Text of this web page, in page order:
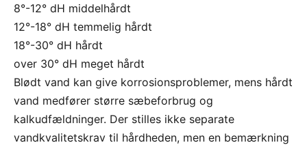
8°-12° dH middelhårdt
12°-18° dH temmelig hårdt
18°-30° dH hårdt
over 30° dH meget hårdt
Blødt vand kan give korrosionsproblemer, mens hårdt
vand medfører større sæbeforbrug og
kalkudfældninger. Der stilles ikke separate
vandkvalitetskrav til hårdheden, men en bemærkning